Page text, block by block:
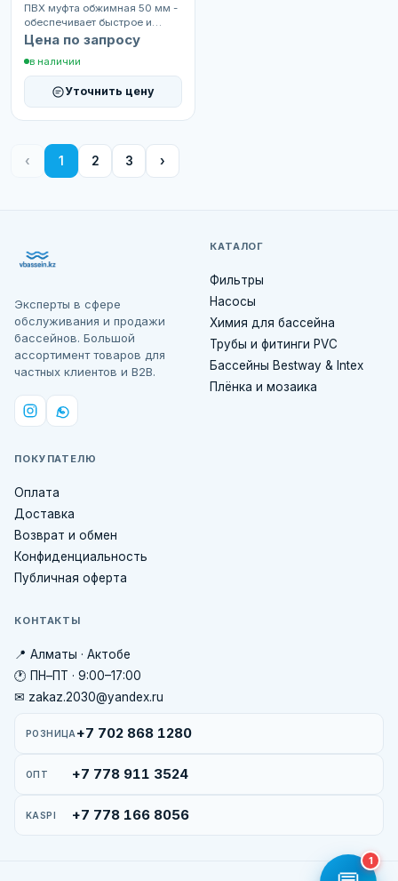
ПВХ муфта обжимная 50 мм -
обеспечивает быстрое и
надёжное соединение труб
одинакового диаметра...
Цена по запросу
в наличии
Уточнить цену
‹ 1 2 3 ›
Эксперты в сфере
обслуживания и продажи
бассейнов. Большой
ассортимент товаров для
частных клиентов и B2B.
КАТАЛОГ
Фильтры
Насосы
Химия для бассейна
Трубы и фитинги PVC
Бассейны Bestway & Intex
Плёнка и мозаика
ПОКУПАТЕЛЮ
Оплата
Доставка
Возврат и обмен
Конфиденциальность
Публичная оферта
КОНТАКТЫ
📍 Алматы · Актобе
🕐 ПН–ПТ · 9:00–17:00
✉ zakaz.2030@yandex.ru
РОЗНИЦА +7 702 868 1280
ОПТ +7 778 911 3524
KASPI +7 778 166 8056
1